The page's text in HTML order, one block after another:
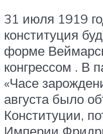
31 июля 1919
конституция
форме
конгрессом . В
«Часе
августа было
Конституции,